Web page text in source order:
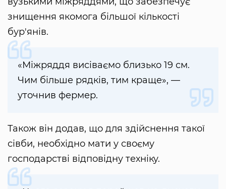
знищення якомога більшої кількості
бур'янів.
«Міжряддя висіваємо близько 19 см.
Чим більше рядків, тим краще», —
уточнив фермер.
Також він додав, що для здійснення такої
сівби, необхідно мати у своєму
господарстві відповідну техніку.